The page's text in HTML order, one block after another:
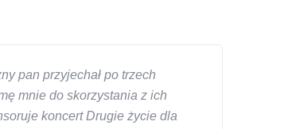
pan przyjechał po trzech
mnie do skorzystania z ich
koncert Drugie życie dla